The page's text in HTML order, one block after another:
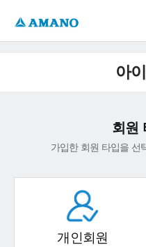
아
회원
가입한 회원 타입을 선
개인회원